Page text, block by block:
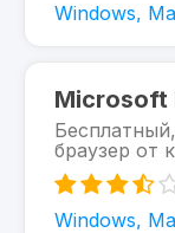
Windows,
Microsoft
браузер от
Windows,